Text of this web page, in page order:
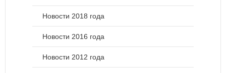
Новости 2018 года
Новости 2016 года
Новости 2012 года